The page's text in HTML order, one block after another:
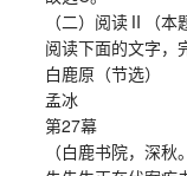
（二）阅读Ⅱ（本题
阅读下面的文字，完
白鹿原（节选）
孟冰
第27幕
（白鹿书院，深秋。